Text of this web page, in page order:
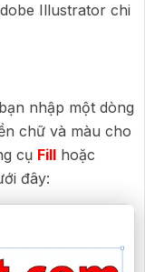
Illustrator chi
nhập một dòng
chữ và màu cho
cụ Fill hoặc
đây: